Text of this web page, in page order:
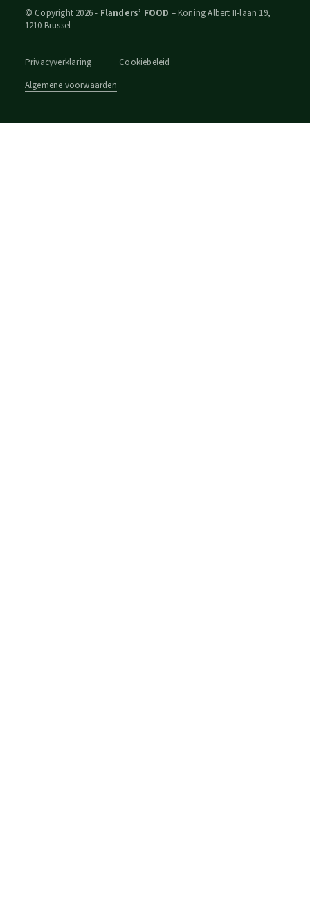
© Copyright 2026 - Flanders’ FOOD – Koning Albert II-laan 19,
1210 Brussel
Privacyverklaring
Cookiebeleid
Algemene voorwaarden